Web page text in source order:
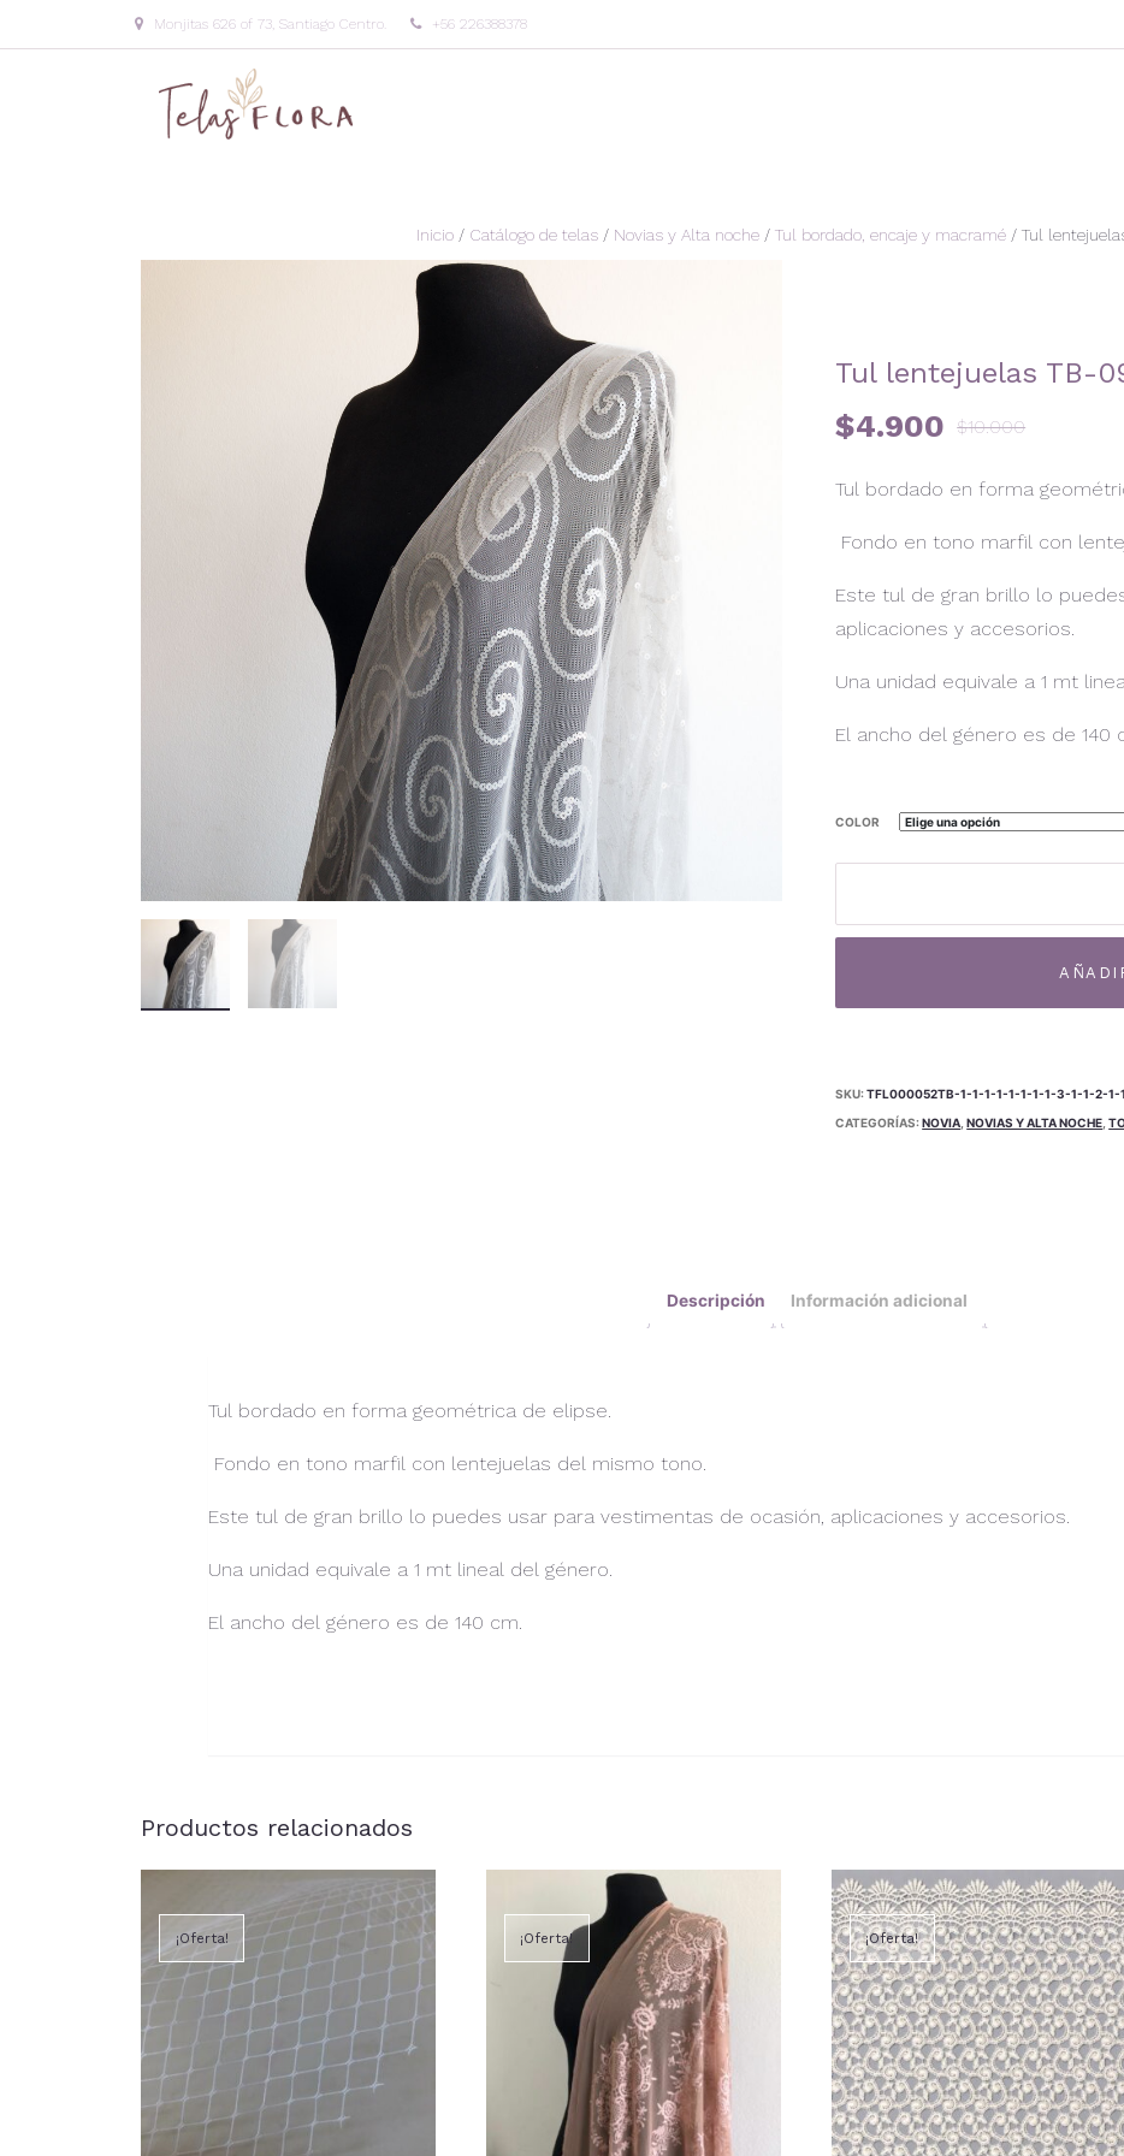
Monjitas 626 of 73, Santiago Centro. +56 226388378
Inicio / Catálogo de telas / Novias y Alta noche / Tul bordado, encaje y macramé / Tul
Tul lentejuelas TB-
$10.000
$4.900
Tul bordado en forma
Fondo en tono marfil con
Este tul de gran brillo lo
aplicaciones y accesorios.
Una unidad equivale a 1 mt
El ancho del género es de 140
COLOR
TB-
SKU:TFL000052TB-1-1-1-1-1-1-1-1-3-1-1-2-1-
CATEGORÍAS:NOVIA ,NOVIAS Y ALTA NOCHE ,
Descripción Información adicional
Tul bordado en forma geométrica de elipse.
Fondo en tono marfil con lentejuelas del mismo tono.
Este tul de gran brillo lo puedes usar para vestimentas de ocasión, aplicaciones y accesorios.
Una unidad equivale a 1 mt lineal del género.
El ancho del género es de 140 cm.
Productos relacionados
¡Oferta! ¡Oferta! ¡Oferta!